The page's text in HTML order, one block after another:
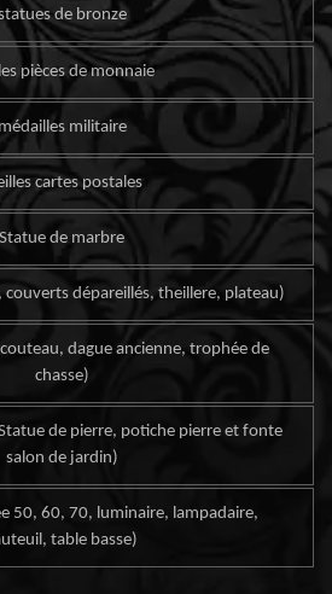
de bronze
pièces de monnaie
médailles militaire
cartes postales
Statue de marbre
dépareillés, theillere, plateau)
dague ancienne, trophée de
chasse)
de pierre, potiche pierre et fonte
salon de jardin)
50, 60, 70, luminaire, lampadaire,
table basse)